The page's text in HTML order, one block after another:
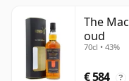
The
oud
70cl • 43%
€ 584 ?